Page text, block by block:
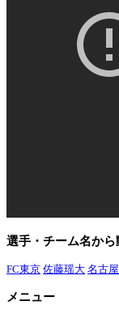
選手・チーム名か
FC東京 佐藤瑶大 名古
メニュー